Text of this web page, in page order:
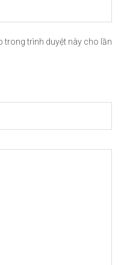
trong trình duyệt này cho lần